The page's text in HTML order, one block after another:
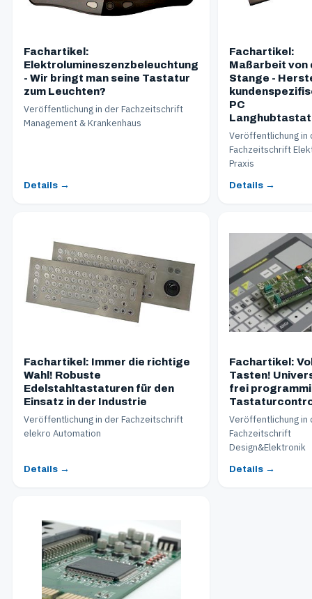
Fachartikel:
Elektrolumineszenzbeleuchtung
- Wir bringt man seine Tastatur
zum Leuchten?
Veröffentlichung in der Fachzeitschrift
Management & Krankenhaus
Details →
Fachartikel:
Maßarbeit von
Stange -
PC
Veröffentlichung in
Fachzeitschrift
Praxis
Details →
Fachartikel: Immer die richtige
Wahl! Robuste
Edelstahltastaturen für den
Einsatz in der Industrie
Veröffentlichung in der Fachzeitschrift
elekro Automation
Details →
Fachartikel:
Tasten!
frei
Veröffentlichung in
Fachzeitschrift
Design&Elektronik
Details →